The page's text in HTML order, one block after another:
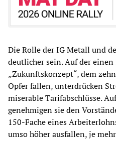
Die Rolle der IG Metall und
deutlicher sein. Auf der
„Zukunftskonzept“, dem
Opfer fallen, unterdrücken
miserable Tarifabschlüsse.
genehmigen sie den
150-Fache eines
umso höher ausfallen, je